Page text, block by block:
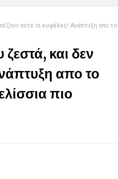
ποτέ οι κυψέλες! Ανάπτυξη απο το
και δεν
απο το
πιο